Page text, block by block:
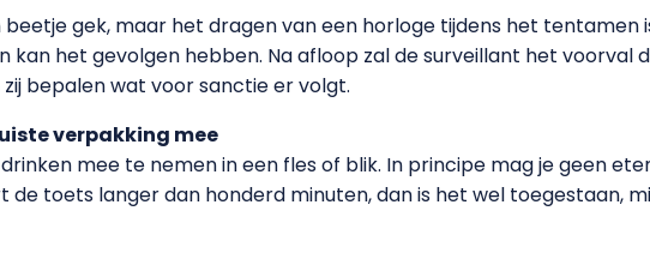
gek, maar het dragen van een horloge tijdens het tentamen
kan het gevolgen hebben. Na afloop zal de surveillant het voorval
bepalen wat voor sanctie er volgt.
verpakking mee
mee te nemen in een fles of blik. In principe mag je geen
de toets langer dan honderd minuten, dan is het wel toegestaan,